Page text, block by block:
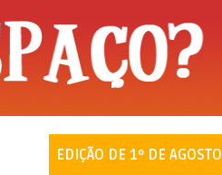
EDIÇÃO DE 1º DE AGOSTO